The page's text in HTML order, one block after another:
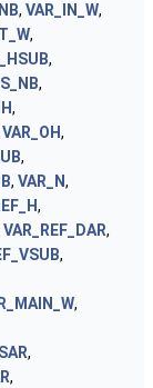
, VAR_IN_W,
,
,
,
,
VAR_OH,
,
, VAR_N,
,
VAR_REF_DAR,
,
,
,
,